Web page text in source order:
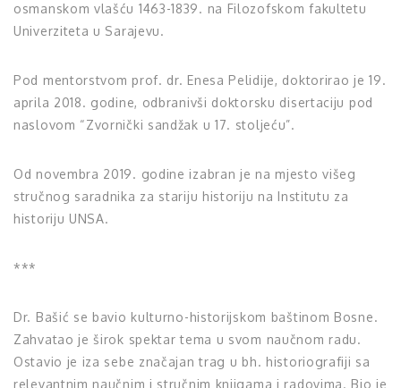
osmanskom vlašću 1463-1839. na Filozofskom fakultetu
Univerziteta u Sarajevu.
Pod mentorstvom prof. dr. Enesa Pelidije, doktorirao je 19.
aprila 2018. godine, odbranivši doktorsku disertaciju pod
naslovom “Zvornički sandžak u 17. stoljeću”.
Od novembra 2019. godine izabran je na mjesto višeg
stručnog saradnika za stariju historiju na Institutu za
historiju UNSA.
***
Dr. Bašić se bavio kulturno-historijskom baštinom Bosne.
Zahvatao je širok spektar tema u svom naučnom radu.
Ostavio je iza sebe značajan trag u bh. historiografiji sa
relevantnim naučnim i stručnim knjigama i radovima. Bio je